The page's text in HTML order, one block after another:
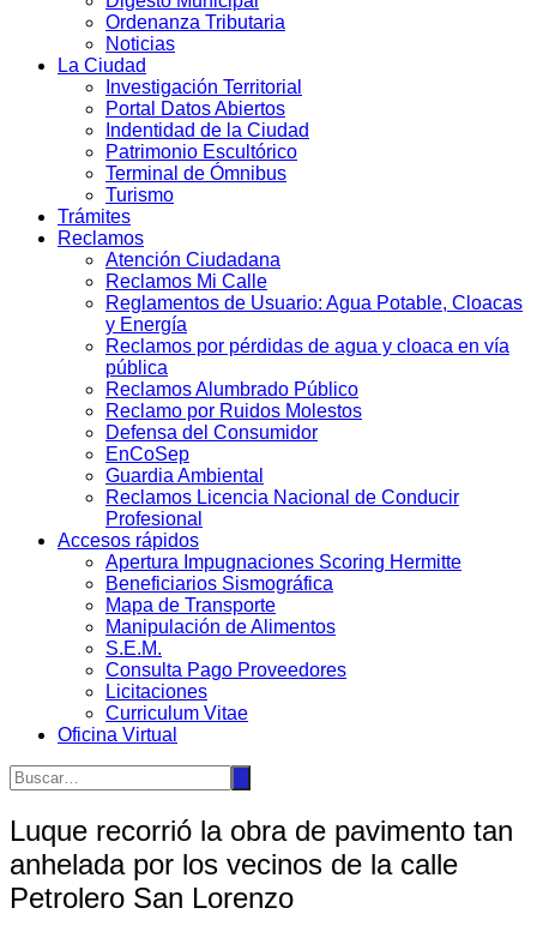
Ordenanza Tributaria
Noticias
La Ciudad
Investigación Territorial
Portal Datos Abiertos
Indentidad de la Ciudad
Patrimonio Escultórico
Terminal de Ómnibus
Turismo
Trámites
Reclamos
Atención Ciudadana
Reclamos Mi Calle
Reglamentos de Usuario: Agua Potable, Cloacas
y Energía
Reclamos por pérdidas de agua y cloaca en vía
pública
Reclamos Alumbrado Público
Reclamo por Ruidos Molestos
Defensa del Consumidor
EnCoSep
Guardia Ambiental
Reclamos Licencia Nacional de Conducir
Profesional
Accesos rápidos
Apertura Impugnaciones Scoring Hermitte
Beneficiarios Sismográfica
Mapa de Transporte
Manipulación de Alimentos
S.E.M.
Consulta Pago Proveedores
Licitaciones
Curriculum Vitae
Oficina Virtual
Luque recorrió la obra de pavimento tan
anhelada por los vecinos de la calle
Petrolero San Lorenzo